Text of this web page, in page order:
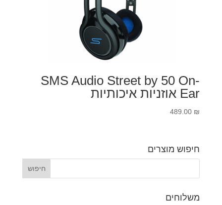
SMS Audio Street by 50 On-
Ear אוזניות איכותיות
489.00 ₪
חיפוש מוצרים
משלוחים